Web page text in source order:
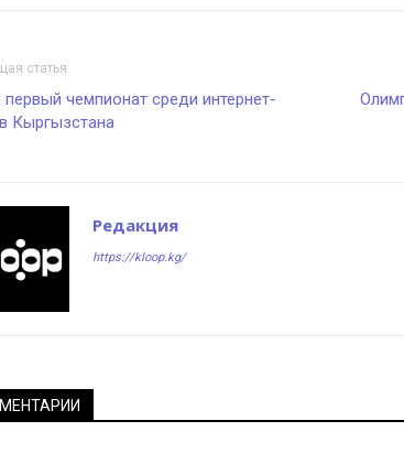
статья
чемпионат среди интернет-
Кыргызстана
Редакция
https://kloop.kg/